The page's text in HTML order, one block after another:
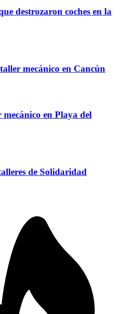
destrozaron coches en la
mecánico en Cancún
en Playa del
de Solidaridad